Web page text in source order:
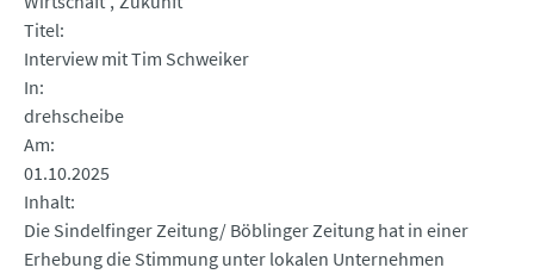
Titel
Interview mit Tim Schweiker
In
drehscheibe
Am
01.10.2025
Inhalt
Die Sindelfinger Zeitung/ Böblinger Zeitung hat in einer
Erhebung die Stimmung unter lokalen Unternehmen